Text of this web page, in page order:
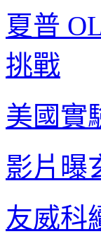
夏普
挑戰
美國實
影片曝
友威科